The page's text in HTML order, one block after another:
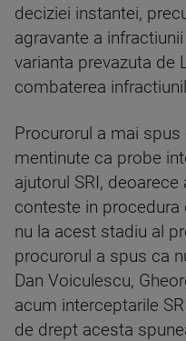
deciziei instantei,
agravante a
varianta prevazuta de
combaterea
Procurorul a mai
mentinute ca probe
ajutorul SRI,
conteste in procedura
nu la acest stadiu al
procurorul a spus ca
Dan Voiculescu,
acum interceptarile
de drept acesta